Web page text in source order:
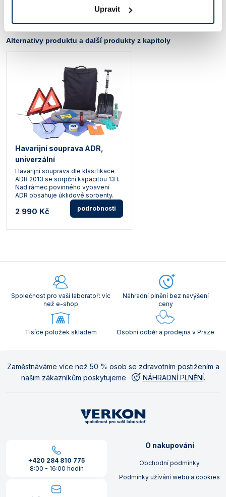
Upravit
Alternativy produktu a další produkty z kapitoly
Havarijní souprava ADR,
univerzální
Havarijní souprava dle klasifikace
ADR 2013 se sorpční kapacitou 13 l.
Nad rámec povinného vybavení
ADR obsahuje úklidové sorbenty.
2 990 Kč podrobnosti
Společnost pro vaši laboratoř: víc
než e-shop
Náhradní plnění bez navýšení
ceny
Tisíce položek skladem Osobní odběr a prodejna v Praze
Zaměstnáváme více než 50 % osob se zdravotním postižením a
našim zákazníkům poskytujeme
NÁHRADNÍ PLNĚNÍ.
+420 284 810 775
8:00 - 16:00 hodin
O nakupování
Obchodní podmínky
Podmínky užívání webu a cookies